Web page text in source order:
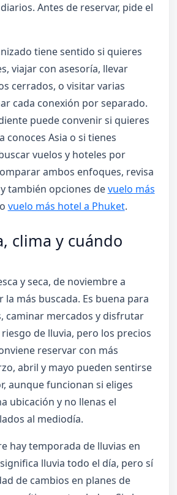
Antes de reservar, pide el
tiene sentido si quieres
viajar con asesoría, llevar
cerrados, o visitar varias
cada conexión por separado.
puede convenir si quieres
conoces Asia o si tienes
vuelos y hoteles por
ambos enfoques, revisa
y también opciones devuelo más
vuelo más hotel a Phuket.
clima y cuándo
y seca, de noviembre a
la más buscada. Es buena para
caminar mercados y disfrutar
de lluvia, pero los precios
reservar con más
abril y mayo pueden sentirse
aunque funcionan si eliges
ubicación y no llenas el
al mediodía.
hay temporada de lluvias en
lluvia todo el día, pero sí
de cambios en planes de